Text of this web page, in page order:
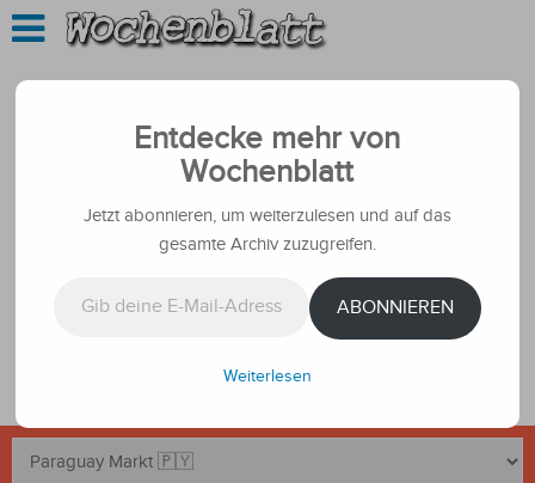
Entdecke mehr von
Wochenblatt
Jetzt abonnieren, um weiterzulesen und auf das
gesamte Archiv zuzugreifen.
ABONNIEREN
Weiterlesen